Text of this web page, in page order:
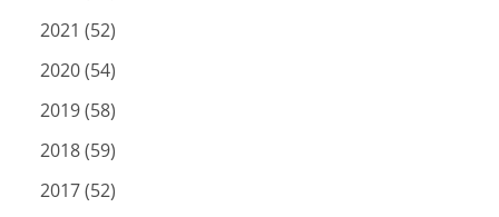
2021 (52)
2020 (54)
2019 (58)
2018 (59)
2017 (52)